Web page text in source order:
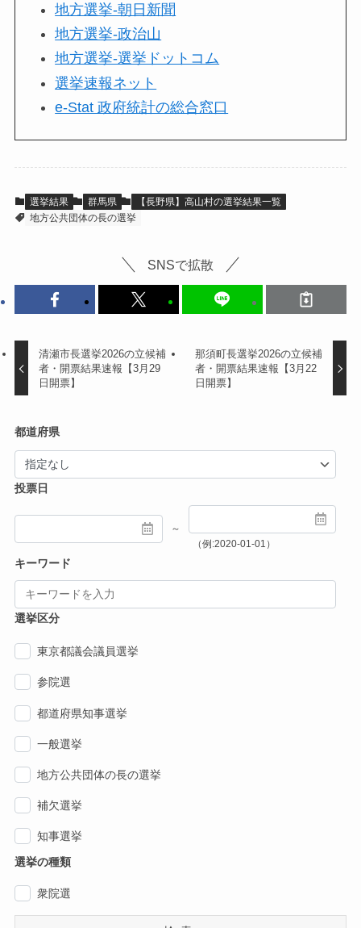
地方選挙-朝日新聞
地方選挙-政治山
地方選挙-選挙ドットコム
選挙速報ネット
e-Stat 政府統計の総合窓口
選挙結果 群馬県
【長野県】高山村の選挙結果一覧
地方公共団体の長の選挙
SNSで拡散
清瀬市長選挙2026の立候補
者・開票結果速報【3月29
日開票】
那須町長選挙2026の立候補
者・開票結果速報【3月22
日開票】
都道府県
投票日
～
（例:2020-01-01）
キーワード
選挙区分
東京都議会議員選挙
参院選
都道府県知事選挙
一般選挙
地方公共団体の長の選挙
補欠選挙
知事選挙
選挙の種類
衆院選